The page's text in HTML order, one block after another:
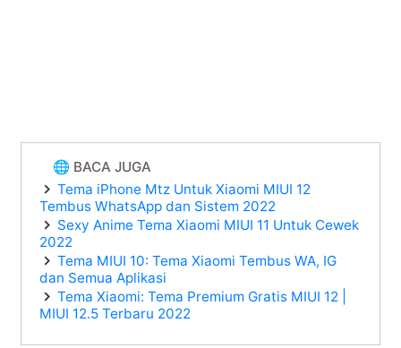
🌐 BACA JUGA
Tema iPhone Mtz Untuk Xiaomi MIUI 12
Tembus WhatsApp dan Sistem 2022
Sexy Anime Tema Xiaomi MIUI 11 Untuk Cewek
2022
Tema MIUI 10: Tema Xiaomi Tembus WA, IG
dan Semua Aplikasi
Tema Xiaomi: Tema Premium Gratis MIUI 12 |
MIUI 12.5 Terbaru 2022